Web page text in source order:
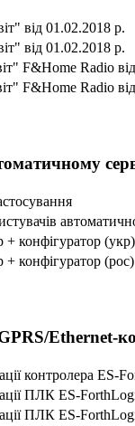
від 01.02.2018 р.
від 01.02.2018 р.
F&Home Radio
F&Home Radio
конфігуратор (укр)
конфігуратор (рос)
Ethernet-
контролера
ПЛК ES-
ПЛК ES-